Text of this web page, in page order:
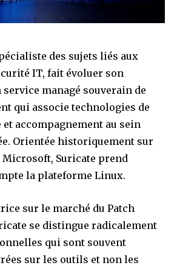
des sujets liés aux
IT, fait évoluer son
managé souverain de
qui associe technologies de
accompagnement au sein
Orientée historiquement sur
Suricate prend
la plateforme Linux.
sur le marché du Patch
se distingue radicalement
qui sont souvent
sur les outils et non les